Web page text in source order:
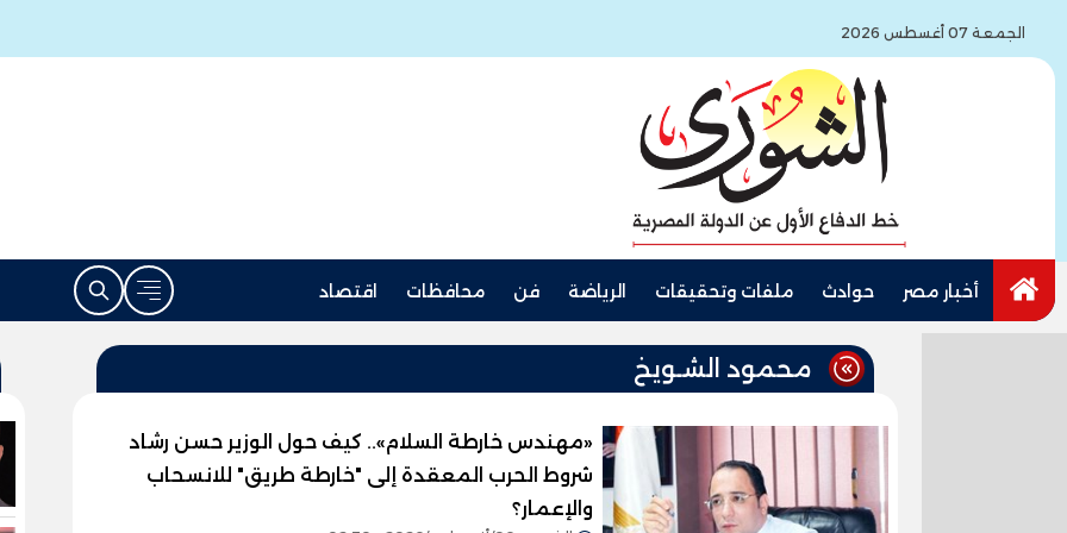
الجمعة 07 أغسطس 2026
أخبار مصر حوادث ملفات وتحقيقات الرياضة فن محافظات اقتصاد
محمود الشـويخ
«مهندس خارطة السلام».. كيف حول الوزير حسن رشاد
شروط الحرب المعقدة إلى "خارطة طريق" للانسحاب
والإعمار؟